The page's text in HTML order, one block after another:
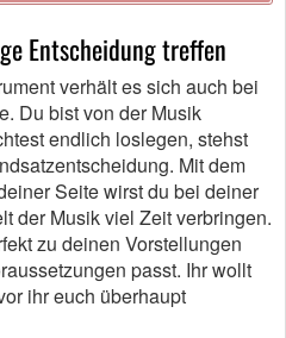
Entscheidung treffen
verhält es sich auch bei
Du bist von der Musik
endlich loslegen, stehst
Mit dem
Seite wirst du bei deiner
der Musik viel Zeit verbringen.
zu deinen Vorstellungen
passt. Ihr wollt
ihr euch überhaupt